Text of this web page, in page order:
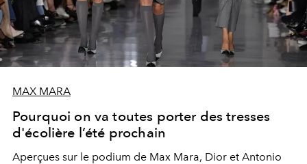
MAX MARA
Pourquoi on va toutes porter des tresses
d'écolière l’été prochain
Aperçues sur le podium de Max Mara, Dior et Antonio